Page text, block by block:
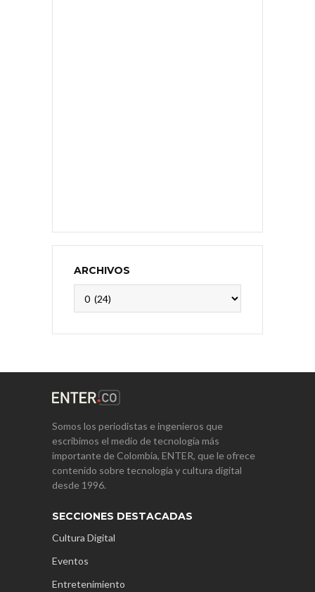
ARCHIVOS
Somos los periodistas e ingenieros que
escribimos el medio de tecnología más
importante de Colombia, ENTER, que le ofrece
contenido sobre tecnología y cultura digital
desde 1996.
SECCIONES DESTACADAS
Cultura Digital
Eventos
Entretenimiento